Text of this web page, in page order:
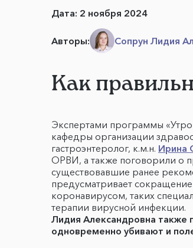
Дата: 2 ноября 2024
Авторы: Сопрун Лидия
Как
Экспертами программы
кафедры организации
гастроэнтеролог, к.м.н. Ирина
ОРВИ, а также поговорили о
существовавшие ранее
предусматривает
коронавирусом, таких
терапии вирусной инфекции.
Лидия Александровна также
одновременно убивают и